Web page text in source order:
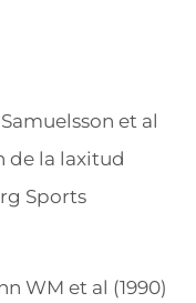
et al
de la laxitud
Sports
WM et al (1990)